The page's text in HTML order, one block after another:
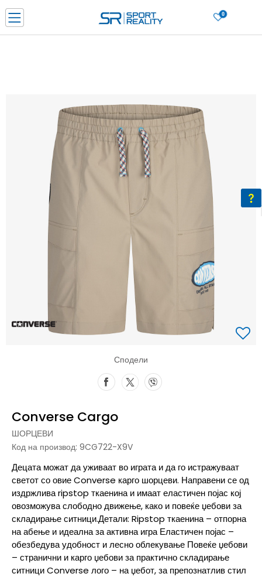
0
ДОЗНАЈ ПОВЕЌЕ
Ценовник
ДОЗНАЈ ПОВЕЌЕ
Сподели
Converse Cargo
ШОРЦЕВИ
Код на производ: 9CG722-X9V
Децата можат да уживаат во играта и да го истражуваат
светот со овие Converse карго шорцеви. Направени се од
издржлива ripstop ткаенина и имаат еластичен појас кој
овозможува слободно движење, како и повеќе џебови за
складирање ситници.Детали: Ripstop ткаенина – отпорна
на абење и идеална за активна игра Еластичен појас –
обезбедува удобност и лесно облекување Повеќе џебови
– странични и карго џебови за практично складирање
ситници Converse лого – на џебот, за препознатлив стил